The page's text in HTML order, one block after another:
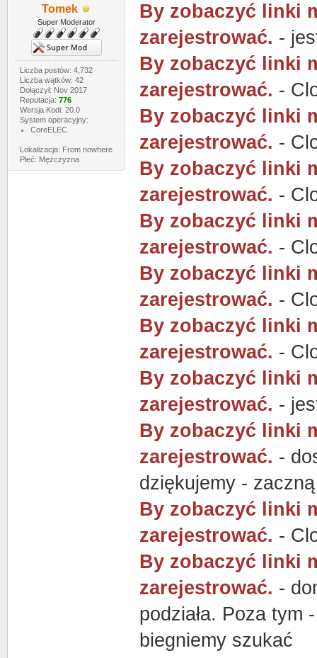
Tomek
Super Moderator
Liczba postów: 4,732
Liczba wątków: 42
Dołączył: Nov 2017
Reputacja: 776
Wersja Kodi: 20.0
System operacyjny:
CoreELEC
Lokalizacja: From nowhere
Płeć: Mężczyzna
By zobaczyć linki
zarejestrować. -
By zobaczyć linki
zarejestrować. -
By zobaczyć linki
zarejestrować. -
By zobaczyć linki
zarejestrować. -
By zobaczyć linki
zarejestrować. -
By zobaczyć linki
zarejestrować. -
By zobaczyć linki
zarejestrować. -
By zobaczyć linki
zarejestrować. -
By zobaczyć linki
zarejestrować. -
dziękujemy -
By zobaczyć linki
zarejestrować. -
By zobaczyć linki
zarejestrować. -
podziała. Poza tym
biegniemy szukać